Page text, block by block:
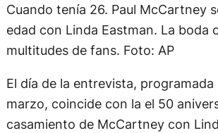
Cuando tenía 26. Paul McCartney
edad con Linda Eastman. La boda
multitudes de fans. Foto: AP
El día de la entrevista, programada
marzo, coincide con la el 50
casamiento de McCartney con